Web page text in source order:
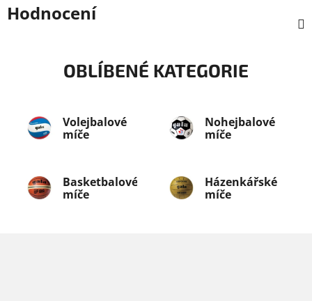
Hodnocení
OBLÍBENÉ KATEGORIE
Volejbalové
míče
Nohejbalové
míče
Basketbalové
míče
Házenkářské
míče